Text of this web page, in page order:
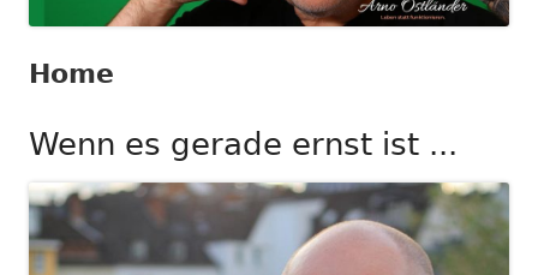
Home
Wenn es gerade ernst ist ...